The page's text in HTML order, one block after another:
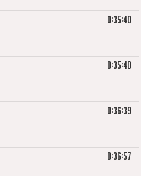
0:35:40
0:35:40
0:36:39
0:36:57